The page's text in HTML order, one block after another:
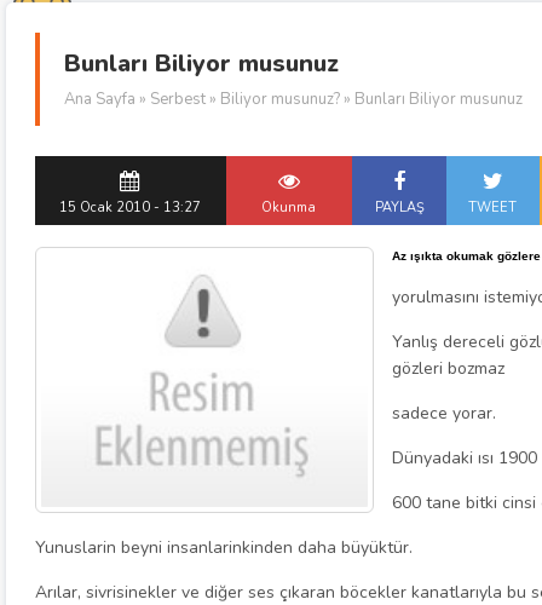
Bunları Biliyor musunuz
Ana Sayfa » Serbest » Biliyor musunuz? » Bunları Biliyor musunuz
15 Ocak 2010 - 13:27 Okunma PAYLAŞ TWEET
Az ışıkta okumak
yorulmasını
Yanlış dereceli
gözleri bozmaz
sadece yorar.
Dünyadaki ısı
600 tane bitki cinsi
Yunuslarin beyni insanlarinkinden daha büyüktür.
Arılar, sivrisinekler ve diğer ses çıkaran böcekler kanatlarıyla bu